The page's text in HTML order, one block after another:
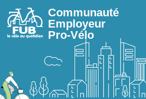
Aller au contenu principal
Communauté
Employeur
Pro-Vélo